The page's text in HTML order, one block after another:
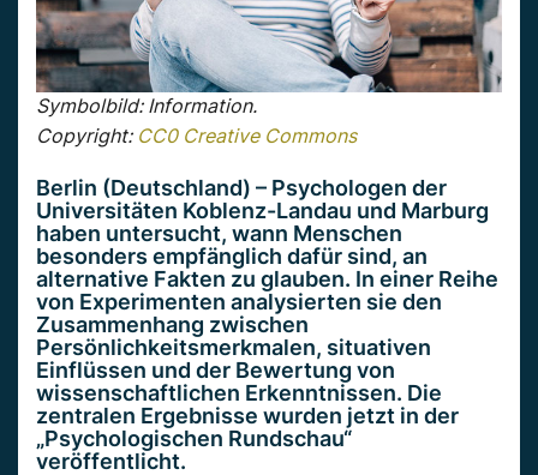
Symbolbild: Information.
Copyright: CC0 Creative Commons
Berlin (Deutschland) – Psychologen der
Universitäten Koblenz-Landau und Marburg
haben untersucht, wann Menschen
besonders empfänglich dafür sind, an
alternative Fakten zu glauben. In einer Reihe
von Experimenten analysierten sie den
Zusammenhang zwischen
Persönlichkeitsmerkmalen, situativen
Einflüssen und der Bewertung von
wissenschaftlichen Erkenntnissen. Die
zentralen Ergebnisse wurden jetzt in der
„Psychologischen Rundschau“
veröffentlicht.